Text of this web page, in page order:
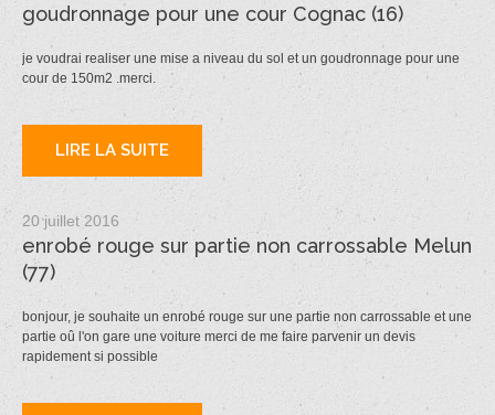
goudronnage pour une cour Cognac (16)
je voudrai realiser une mise a niveau du sol et un goudronnage pour une
cour de 150m2 .merci.
LIRE LA SUITE
20 juillet 2016
enrobé rouge sur partie non carrossable Melun
(77)
bonjour, je souhaite un enrobé rouge sur une partie non carrossable et une
partie oû l'on gare une voiture merci de me faire parvenir un devis
rapidement si possible